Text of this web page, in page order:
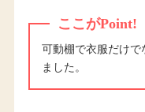
ここがPoint!
可動棚で衣服だけで
ました。